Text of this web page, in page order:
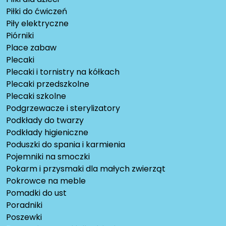
Piłki do ćwiczeń
Piły elektryczne
Piórniki
Place zabaw
Plecaki
Plecaki i tornistry na kółkach
Plecaki przedszkolne
Plecaki szkolne
Podgrzewacze i sterylizatory
Podkłady do twarzy
Podkłady higieniczne
Poduszki do spania i karmienia
Pojemniki na smoczki
Pokarm i przysmaki dla małych zwierząt
Pokrowce na meble
Pomadki do ust
Poradniki
Poszewki